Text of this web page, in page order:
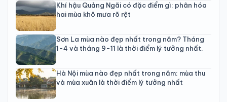
Khí hậu Quảng Ngãi có đặc điểm gì: phân hóa
hai mùa khô mưa rõ rệt
Sơn La mùa nào đẹp nhất trong năm? Tháng
1-4 và tháng 9-11 là thời điểm lý tưởng nhất.
Hà Nội mùa nào đẹp nhất trong năm: mùa thu
và mùa xuân là thời điểm lý tưởng nhất